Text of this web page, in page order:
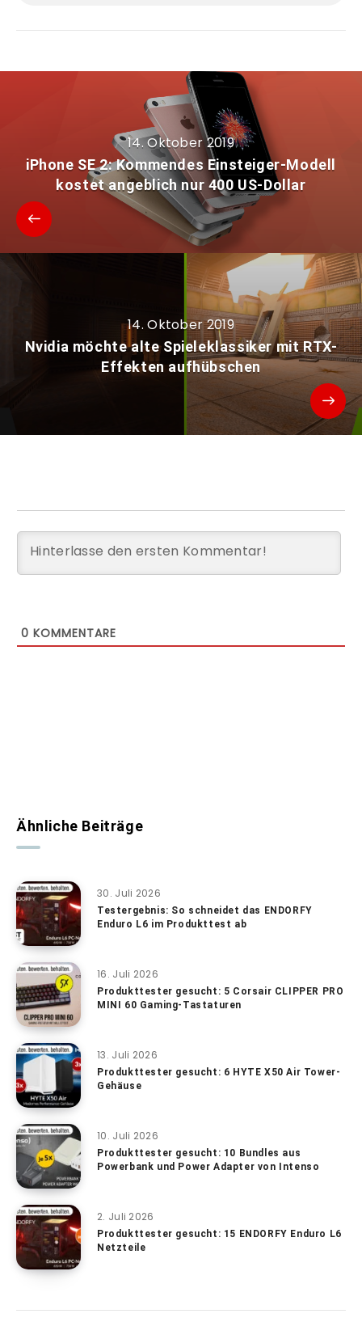
14. Oktober 2019
iPhone SE 2: Kommendes Einsteiger-Modell
kostet angeblich nur 400 US-Dollar
14. Oktober 2019
Nvidia möchte alte Spieleklassiker mit RTX-
Effekten aufhübschen
0 KOMMENTARE
Ähnliche Beiträge
30. Juli 2026
Testergebnis: So schneidet das ENDORFY
Enduro L6 im Produkttest ab
16. Juli 2026
Produkttester gesucht: 5 Corsair CLIPPER PRO
MINI 60 Gaming-Tastaturen
13. Juli 2026
Produkttester gesucht: 6 HYTE X50 Air Tower-
Gehäuse
10. Juli 2026
Produkttester gesucht: 10 Bundles aus
Powerbank und Power Adapter von Intenso
2. Juli 2026
Produkttester gesucht: 15 ENDORFY Enduro L6
Netzteile